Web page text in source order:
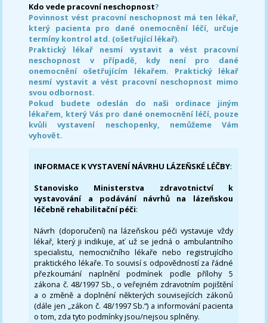
Kdo vede pracovní neschopnost?
Povinnost vést pracovní neschopnost má ten lékař,
který pacienta pro dané onemocnění léčí, určuje
termíny kontrol atd. (ošetřující lékař).
Praktický lékař nesmí vystavit a vést pracovní
neschopnost v případě, kdy není pro dané
onemocnění ošetřujícím lékařem. Praktický lékař
nesmí vystavit a vést pracovní neschopnost mimo
svou odbornost.
Pokud budete odeslán do naši ordinace jiným
lékařem, který Vás pro dané onemocnění léčí, pouze
kvůli vystavení neschopenky, nemůžeme Vám
vyhovět.
INFORMACE K VYSTAVENÍ NÁVRHU LÁZEŇSKÉ LÉČBY:
Stanovisko Ministerstva zdravotnictví k
vystavování a podávání návrhů na lázeňskou
léčebně rehabilitační péči:
Návrh (doporučení) na lázeňskou péči vystavuje vždy
lékař, který ji indikuje, ať už se jedná o ambulantního
specialistu, nemocničního lékaře nebo registrujícího
praktického lékaře. To souvisí s odpovědností za řádné
přezkoumání naplnění podmínek podle přílohy 5
zákona č. 48/1997 Sb., o veřejném zdravotním pojištění
a o změně a doplnění některých souvisejících zákonů
(dále jen „zákon č. 48/1997 Sb.“) a informování pacienta
o tom, zda tyto podmínky jsou/nejsou splněny.